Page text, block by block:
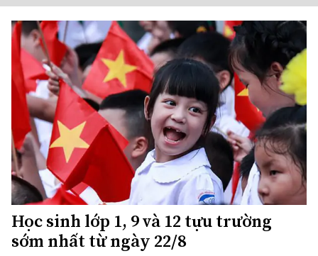
Học sinh lớp 1, 9 và 12 tựu trường
sớm nhất từ ngày 22/8